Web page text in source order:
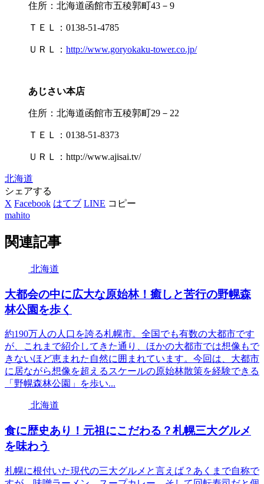
住所：北海道函館市五稜郭町43－9
ＴＥＬ：0138‐51‐4785
ＵＲＬ： http://www.goryokaku-tower.co.jp/
あじさい本店
住所：北海道函館市五稜郭町29－22
ＴＥＬ：0138‐51‐8373
ＵＲＬ：http://www.ajisai.tv/
北海道
シェアする
X Facebook はてブ LINE コピー
mahito
関連記事
北海道
大都会の中に広大な原始林！癒しと苦行の野幌森
林公園を歩く
約190万人の人口を誇る札幌市。全国でも有数の大都市です
が、これまで紹介してきた通り、ほかの大都市では想像もで
きないほど恵まれた自然に囲まれています。今回は、大都市
に居ながら想像を超えるスケールの原始林散策を経験できる
「野幌森林公園」を歩い...
北海道
食に歴史あり！元祖にこだわる？札幌三大グルメ
を味わう
札幌に根付いた現代の三大グルメと言えば？あくまで自称で